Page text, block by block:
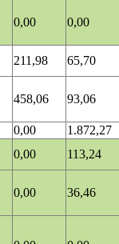
0,00 0,00
211,98
65,70
458,06 93,06
0,00
1.872,27
0,00
113,24
0,00 36,46